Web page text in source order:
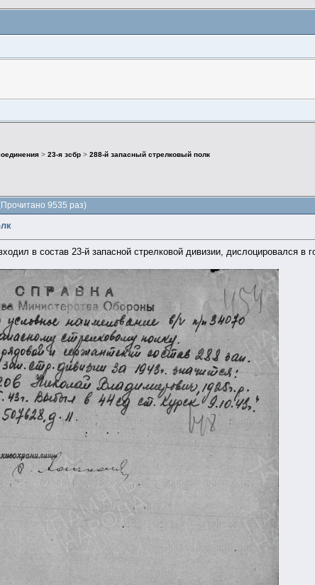
>23-я зсбр >288-й запасный стрелковый полк
9535 раз)
в состав 23-й запасной стрелковой дивизии, дислоцировался в